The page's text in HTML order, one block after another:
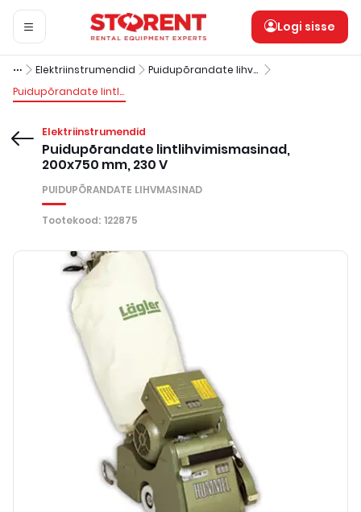
Logi sisse
Elektriinstrumendid
Puidupõrandate lihvmasinad
Puidupõrandate lintlihvimismasinad, 200x750 mm, 230 V
Elektriinstrumendid
Puidupõrandate lintlihvimismasinad,
200x750 mm, 230 V
PUIDUPÕRANDATE LIHVMASINAD
Tootekood: 122875